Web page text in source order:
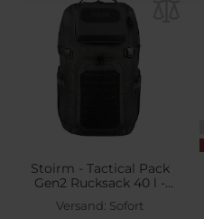
Stoirm - Tactical Pack
Gen2 Rucksack 40 l -
Versand: Sofort